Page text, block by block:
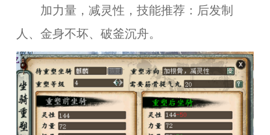
加力量，减灵性，技能推荐：后发制
人、金身不坏、破釜沉舟。